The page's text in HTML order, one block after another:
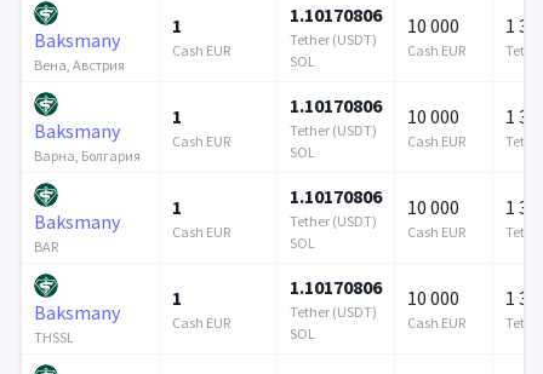
Baksmany
Вена, Австрия
1
Cash EUR
1.10170806
Tether (USDT)
SOL
10 000
Cash EUR
1
Baksmany
Варна, Болгария
1
Cash EUR
1.10170806
Tether (USDT)
SOL
10 000
Cash EUR
1
Baksmany
BAR
1
Cash EUR
1.10170806
Tether (USDT)
SOL
10 000
Cash EUR
1
Baksmany
THSSL
1
Cash EUR
1.10170806
Tether (USDT)
SOL
10 000
Cash EUR
1